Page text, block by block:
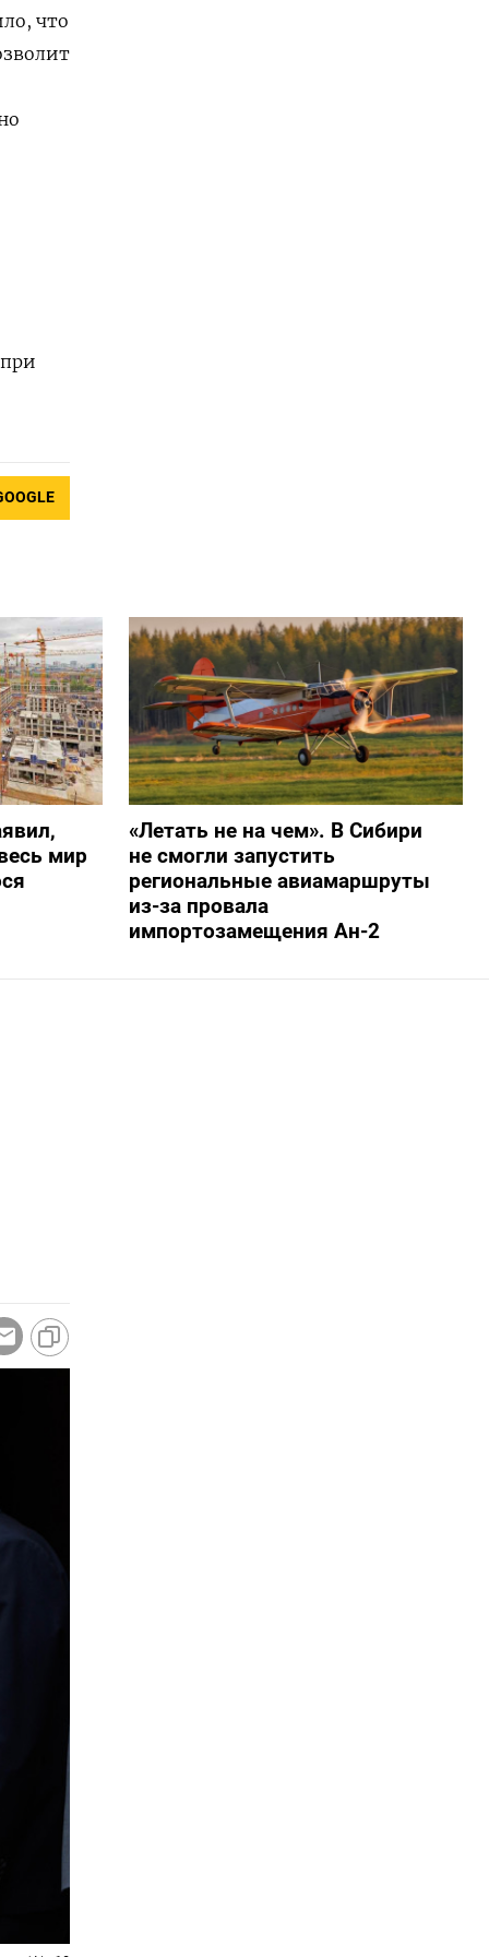
что
мир
«Летать не на чем». В Сибири
не смогли запустить
региональные авиамаршруты
из-за провала
импортозамещения Ан-2